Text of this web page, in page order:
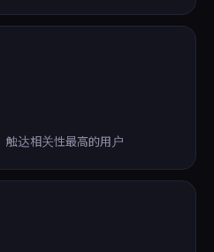
触达相关性最高的用户